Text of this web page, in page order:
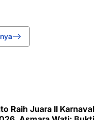
Raih Juara II Karnaval